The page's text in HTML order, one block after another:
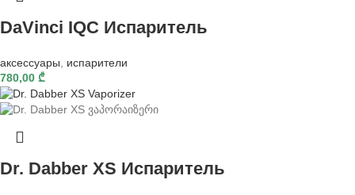
DaVinci IQC Испаритель
аксессуары
испарители
780,00 ₾
Dr. Dabber XS Испаритель